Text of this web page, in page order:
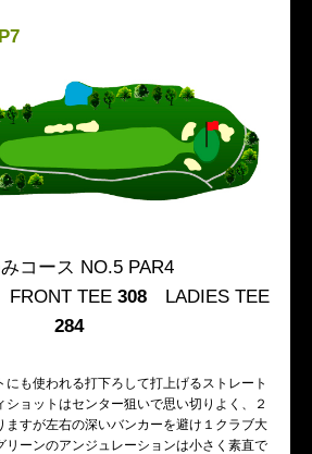
コース NO.5 PAR4
FRONT TEE 308 LADIES TEE
284
にも使われる打下ろして打上げるストレート
ョットはセンター狙いで思い切りよく、２
ますが左右の深いバンカーを避け１クラブ大
リーンのアンジュレーションは小さく素直で